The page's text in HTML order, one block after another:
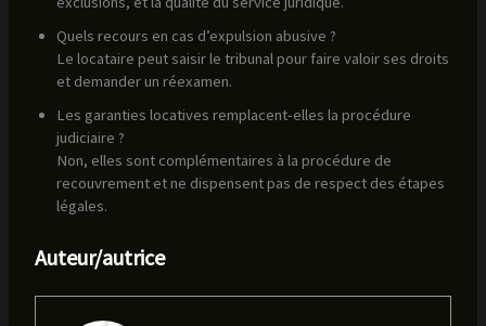
Quels recours en cas d’expulsion abusive ?
Le locataire peut saisir le tribunal pour faire valoir ses droits
et demander un réexamen.
Les garanties locatives remplacent-elles la procédure
judiciaire ?
Non, elles sont complémentaires à la procédure de
recouvrement et ne dispensent pas de respect des étapes
légales.
Auteur/autrice